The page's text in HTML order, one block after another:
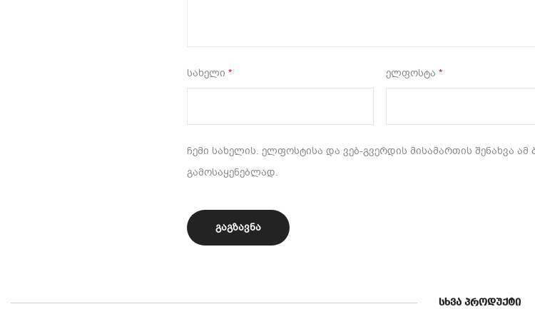
სახელი * ელფოსტა *
ჩემი სახელის. ელფოსტისა და ვებ-გვერდის მისამართის შენახვა ამ
გამოსაყენებლად.
ᲡᲮᲕᲐ ᲞᲠᲝᲓᲣᲥᲢᲘ